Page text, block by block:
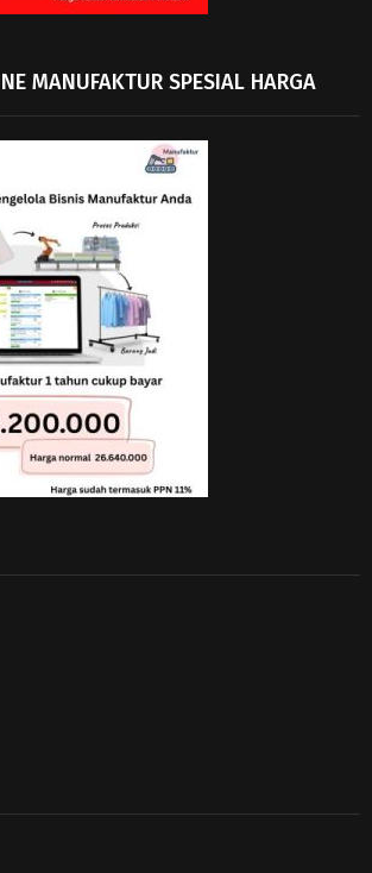
MANUFAKTUR SPESIAL HARGA